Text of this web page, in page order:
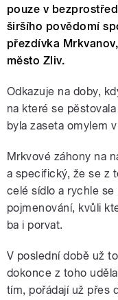
pouze v
širšího povědomí
přezdívka
město Zliv.
Odkazuje na doby,
na které se
byla zaseta omylem
Mrkvové záhony na
a specifický, že se z
celé sídlo a rychle
pojmenování, kvůli
ba i porvat.
V poslední době už
dokonce z toho
tím, pořádají už přes